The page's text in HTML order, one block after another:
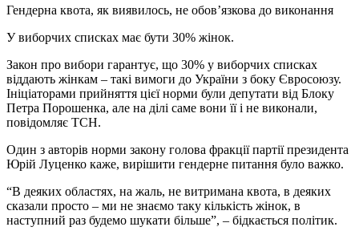
Гендерна квота, як виявилось, не обов’язкова до виконання
У виборчих списках має бути 30% жінок.
Закон про вибори гарантує, що 30% у виборчих списках
віддають жінкам – такі вимоги до України з боку Євросоюзу.
Ініціаторами прийняття цієї норми були депутати від Блоку
Петра Порошенка, але на ділі саме вони її і не виконали,
повідомляє ТСН.
Один з авторів норми закону голова фракції партії президента
Юрій Луценко каже, вирішити гендерне питання було важко.
“В деяких областях, на жаль, не витримана квота, в деяких
сказали просто – ми не знаємо таку кількість жінок, в
наступний раз будемо шукати більше”, – бідкається політик.